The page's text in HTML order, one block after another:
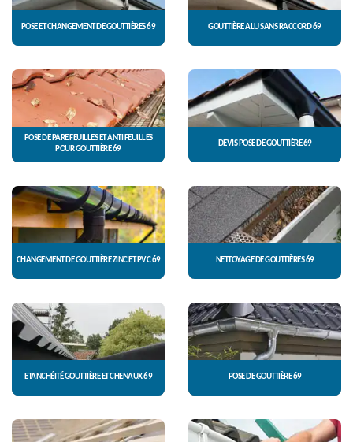
POSE ET CHANGEMENT DE GOUTTIÈRES 69 GOUTTIÈRE ALU SANS RACCORD 69
POSE DE PARE FEUILLES ET ANTI FEUILLES
POUR GOUTTIÈRE 69
DEVIS POSE DE GOUTTIÈRE 69
CHANGEMENT DE GOUTTIÈRE ZINC ET PVC 69 NETTOYAGE DE GOUTTIÈRES 69
ETANCHÉITÉ GOUTTIÈRE ET CHENAUX 69 POSE DE GOUTTIÈRE 69